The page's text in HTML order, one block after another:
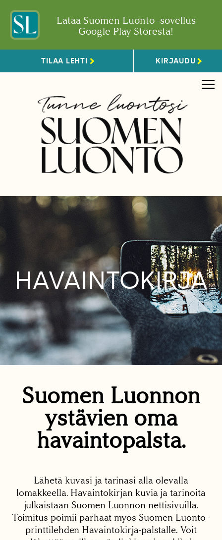
Lataa Suomen Luonto -sovellus
Google Play Storesta!
TILAA LEHTI KIRJAUDU
HAVAINTOKIRJA
Suomen Luonnon
ystävien oma
havaintopalsta.
Lähetä kuvasi ja tarinasi alla olevalla
lomakkeella. Havaintokirjan kuvia ja tarinoita
julkaistaan Suomen Luonnon nettisivuilla.
Toimitus poimii parhaat myös Suomen Luonto -
printtilehden Havaintokirja-palstalle. Voit